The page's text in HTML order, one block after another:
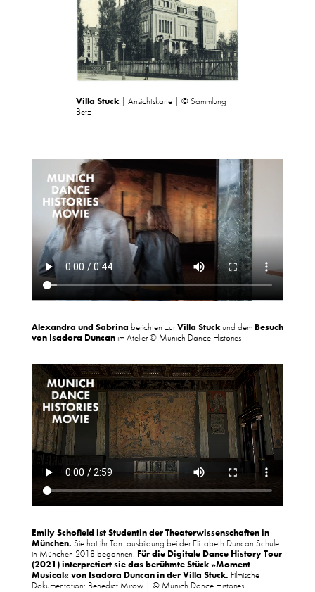
Villa Stuck| Ansichtskarte | © Sammlung
Betz
Alexandra und Sabrina berichten zurVilla Stuckund dem Besuch
von Isadora Duncanim Atelier © Munich Dance Histories
Emily Schofield ist Studentin der Theaterwissenschaften in
München. Sie hat ihr Tanzausbildung bei der Elizabeth Duncan Schule
in München 2018 begonnen. Für die Digitale Dance History Tour
(2021) interpretiert sie das berühmte Stück »Moment
Musical« von Isadora Duncan in der Villa Stuck. Filmische
Dokumentation: Benedict Mirow | © Munich Dance Histories